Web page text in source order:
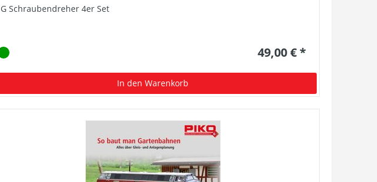
G Schraubendreher 4er Set
49,00 € *
In den Warenkorb